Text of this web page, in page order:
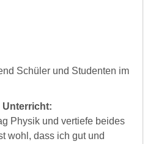
Schüler und Studenten im
Unterricht:
Physik und vertiefe beides
wohl, dass ich gut und